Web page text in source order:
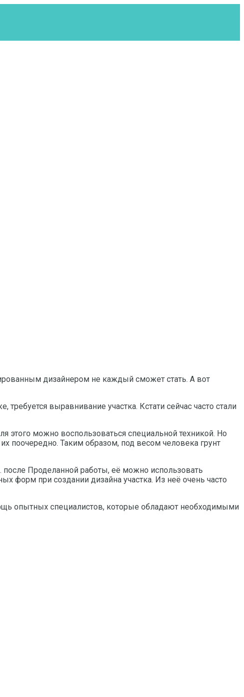
дизайнером не каждый сможет стать. А вот
выравнивание участка. Кстати сейчас часто стали
этого можно воспользоваться специальной техникой. Но
поочередно. Таким образом, под весом человека грунт
Проделанной работы, её можно использовать
форм при создании дизайна участка. Из неё очень часто
опытных специалистов, которые обладают необходимыми